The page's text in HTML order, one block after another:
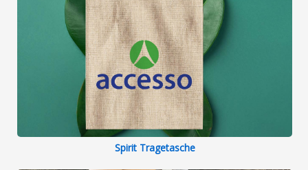
Spirit Tragetasche